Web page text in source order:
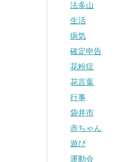
法多山
生活
病気
確定申告
花粉症
花言葉
行事
袋井市
赤ちゃん
遊び
運動会